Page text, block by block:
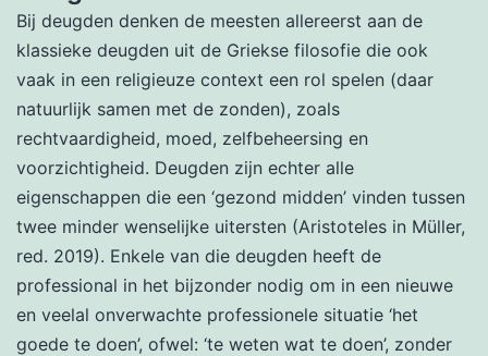
Bij deugden denken de meesten allereerst aan de
klassieke deugden uit de Griekse filosofie die ook
vaak in een religieuze context een rol spelen (daar
natuurlijk samen met de zonden), zoals
rechtvaardigheid, moed, zelfbeheersing en
voorzichtigheid. Deugden zijn echter alle
eigenschappen die een ‘gezond midden’ vinden tussen
twee minder wenselijke uitersten (Aristoteles in Müller,
red. 2019). Enkele van die deugden heeft de
professional in het bijzonder nodig om in een nieuwe
en veelal onverwachte professionele situatie ‘het
goede te doen’, ofwel: ‘te weten wat te doen’, zonder